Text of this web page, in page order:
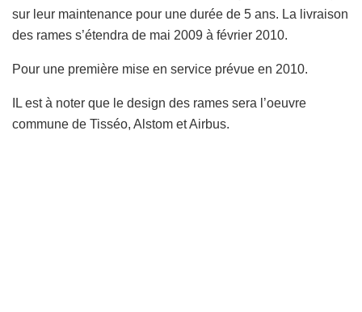
sur leur maintenance pour une durée de 5 ans. La livraison
des rames s’étendra de mai 2009 à février 2010.
Pour une première mise en service prévue en 2010.
IL est à noter que le design des rames sera l’oeuvre
commune de Tisséo, Alstom et Airbus.